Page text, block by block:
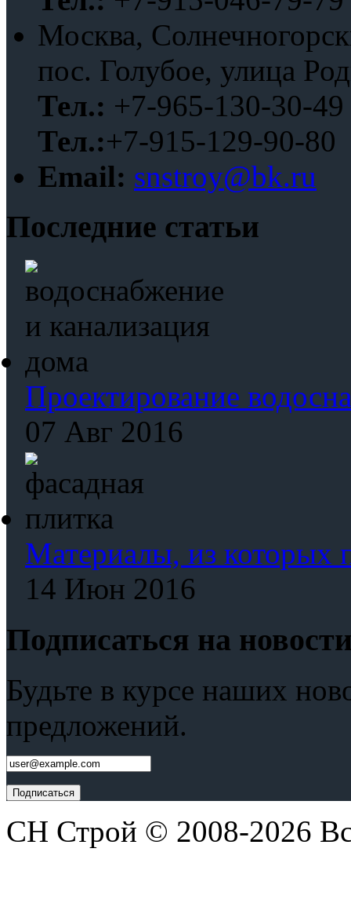
Москва,
пос. Голубое, улица
Тел.: +7-965-130-30-49
Тел.:+7-915-129-90-80
Email: snstroy@bk.ru
Последние статьи
Проектирование
07 Авг 2016
Материалы, из которых
14 Июн 2016
Подписаться на
Будьте в курсе наших
предложений.
СН Строй © 2008-2026